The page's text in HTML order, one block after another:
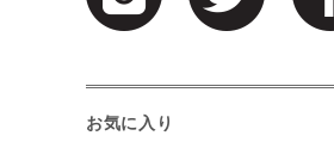
お気に入り